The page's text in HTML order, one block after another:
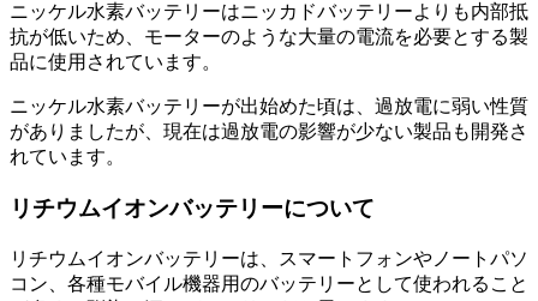
ニッケル水素バッテリーはニッカドバッテリーよりも内部抵
抗が低いため、モーターのような大量の電流を必要とする製
品に使用されています。
ニッケル水素バッテリーが出始めた頃は、過放電に弱い性質
がありましたが、現在は過放電の影響が少ない製品も開発さ
れています。
リチウムイオンバッテリーについて
リチウムイオンバッテリーは、スマートフォンやノートパソ
コン、各種モバイル機器用のバッテリーとして使われること